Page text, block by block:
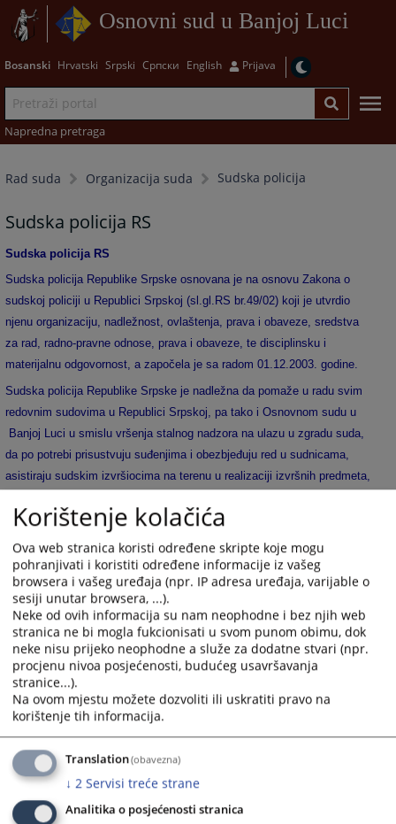
Osnovni sud u Banjoj Luci
Bosanski Hrvatski Srpski Српски English Prijava
Napredna pretraga
Rad suda Organizacija suda Sudska policija
Sudska policija RS
Sudska policija RS
Sudska policija Republike Srpske osnovana je na osnovu Zakona o
sudskoj policiji u Republici Srpskoj (sl.gl.RS br.49/02) koji je utvrdio
njenu organizaciju, nadležnost, ovlaštenja, prava i obaveze, sredstva
za rad, radno-pravne odnose, prava i obaveze, te disciplinsku i
materijalnu odgovornost, a započela je sa radom 01.12.2003. godine.
Sudska policija Republike Srpske je nadležna da pomaže u radu svim
redovnim sudovima u Republici Srpskoj, pa tako i Osnovnom sudu u
Banjoj Luci u smislu vršenja stalnog nadzora na ulazu u zgradu suda,
da po potrebi prisustvuju suđenjima i obezbjeđuju red u sudnicama,
asistiraju sudskim izvršiocima na terenu u realizaciji izvršnih predmeta,
obezbjeđuju zaposlene u sudu, objekat i imovinu, a u slučaju potrebe
mogu zatražiti pomoć i od organa unutrašnjih poslova koji su dužni da
istu pomoć i pruže.
2272
Korištenje kolačića
Ova web stranica koristi određene skripte koje mogu
pohranjivati i koristiti određene informacije iz vašeg
browsera i vašeg uređaja (npr. IP adresa uređaja, varijable o
sesiji unutar browsera, ...).
Neke od ovih informacija su nam neophodne i bez njih web
stranica ne bi mogla fukcionisati u svom punom obimu, dok
neke nisu prijeko neophodne a služe za dodatne stvari (npr.
procjenu nivoa posjećenosti, budućeg usavršavanja
stranice...).
Na ovom mjestu možete dozvoliti ili uskratiti pravo na
korištenje tih informacija.
Translation(obavezna)
↓ 2 Servisi treće strane
Analitika o posjećenosti stranica